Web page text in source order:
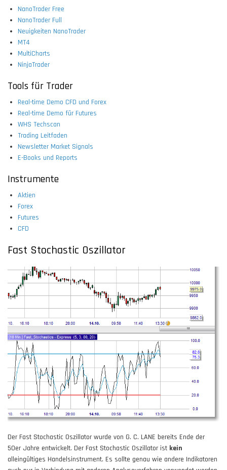
NanoTrader Free
NanoTrader Full
Neuigkeiten NanoTrader
MT4
MultiCharts
NinjaTrader
Tools für Trader
Real-time Demo CFD und Forex
Real-time Demo für Futures
WHS Techscan
Trading Leitfaden
Newsletter Market Signals
E-Books und Reports
Instrumente
Aktien
Forex
Futures
CFD
Fast Stochastic Oszillator
Der Fast Stochastic Oszillator wurde von G. C. LANE bereits Ende der
50er Jahre entwickelt. Der Fast Stochastic Oszillator ist kein
alleingültiges Handelsinstrument. Es sollte genau wie andere Indikatoren